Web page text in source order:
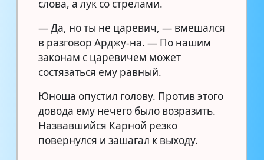
слова, а лук со стрелами.
— Да, но ты не царевич, — вмешался
в разговор Арджу-на. — По нашим
законам с царевичем может
состязаться ему равный.
Юноша опустил голову. Против этого
довода ему нечего было возразить.
Назвавшийся Карной резко
повернулся и зашагал к выходу.